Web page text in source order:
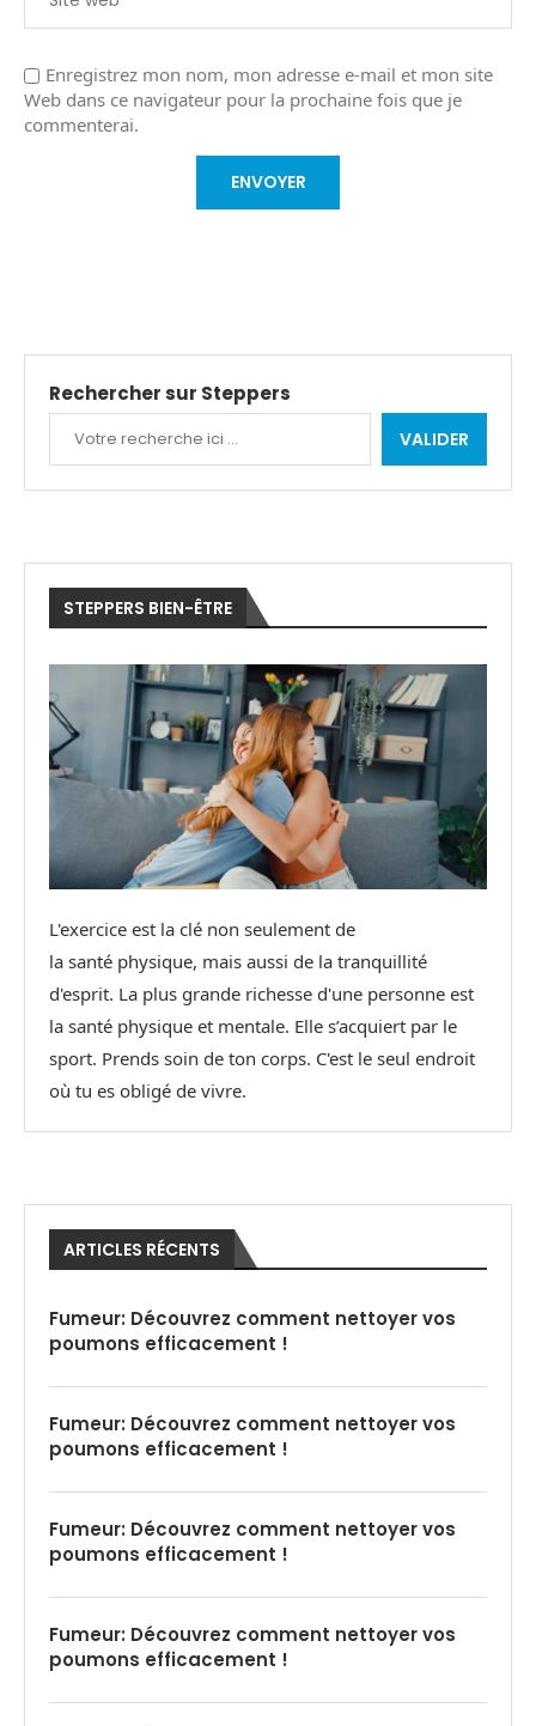
Enregistrez mon nom, mon adresse e-mail et mon site
Web dans ce navigateur pour la prochaine fois que je
commenterai.
Rechercher sur Steppers
VALIDER
STEPPERS BIEN-ÊTRE
L'exercice est la clé non seulement de
la santé physique, mais aussi de la tranquillité
d'esprit. La plus grande richesse d'une personne est
la santé physique et mentale. Elle s’acquiert par le
sport. Prends soin de ton corps. C'est le seul endroit
où tu es obligé de vivre.
ARTICLES RÉCENTS
Fumeur: Découvrez comment nettoyer vos
poumons efficacement !
Fumeur: Découvrez comment nettoyer vos
poumons efficacement !
Fumeur: Découvrez comment nettoyer vos
poumons efficacement !
Fumeur: Découvrez comment nettoyer vos
poumons efficacement !